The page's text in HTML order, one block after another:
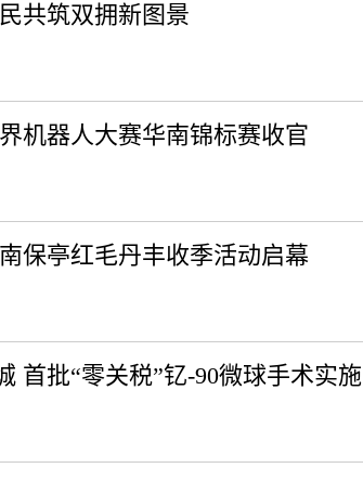
共筑双拥新图景
机器人大赛华南锦标赛收官
保亭红毛丹丰收季活动启幕
首批“零关税”钇-90微球手术实施